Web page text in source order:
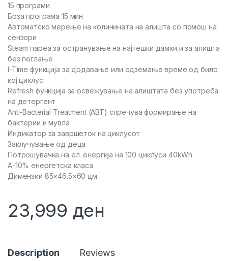
15 програми
Брза програма 15 мин
Автоматско мерење на количината на алишта со помош на
сензори
Steam пареа за остранување на најтешки дамки и за алишта
без пеглање
I-Time функција за додавање или одземање време од било
кој циклус
Refresh функција за освежување на алиштата без употреба
на детергент
Anti-Bacterial Treatment (ABT) спречува формирање на
бактерии и мувла
Индикатор за завршеток на циклусот
Заклучување од деца
Потрошувачка на ел. енергија на 100 циклуси 40kWh
A-10% енергетска класа
Димензии 85×46.5×60 цм
23,999 ден
Description Reviews